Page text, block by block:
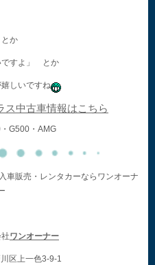
か
ですよ」 とか
しいですね
ス中古車情報はこちら
G500・AMG
販売・レンタカーならワンオーナ
ワンオーナー
区上一色3-9-1